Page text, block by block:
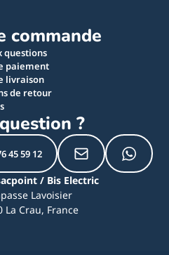
commande
questions
paiement
livraison
de retour
?
45 59 12
/ Bis Electric
Lavoisier
La Crau, France